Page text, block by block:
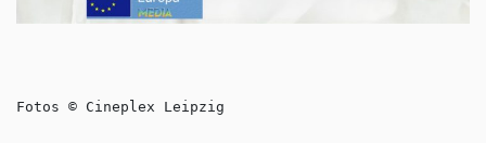
Fotos © Cineplex Leipzig